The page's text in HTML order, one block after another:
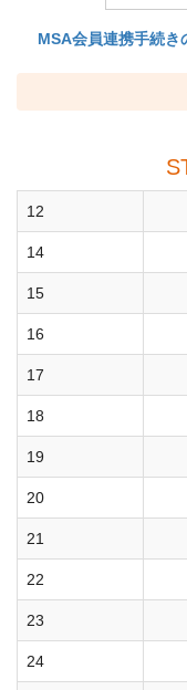
MSA会員連携手続き
12
14
15
16
17
18
19
20
21
22
23
24